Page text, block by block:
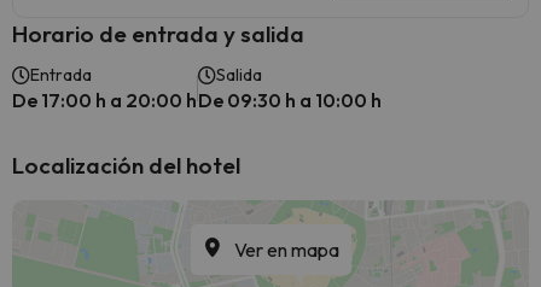
Horario de entrada y salida
Entrada
De 17:00 h a 20:00 h
Salida
De 09:30 h a 10:00 h
Localización del hotel
Ver en mapa